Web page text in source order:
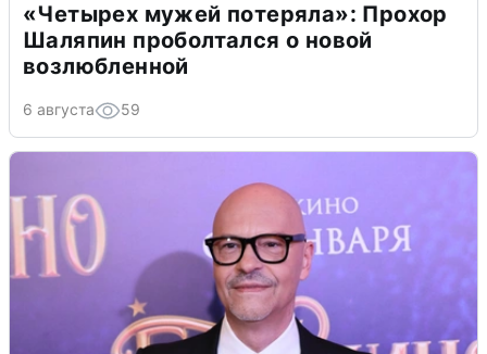
«Четырех мужей потеряла»: Прохор
Шаляпин проболтался о новой
возлюбленной
6 августа 59